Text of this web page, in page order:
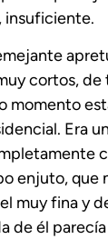
insuficiente.
cortos, de
momento
Era
enjuto, que
muy fina y
de él